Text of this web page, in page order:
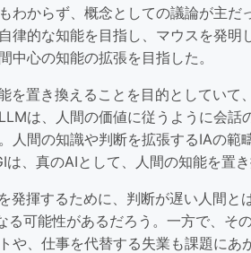
わからず、概念としての議論が主
律的な知能を目指し、マウスを発
中心の知能の拡張を目指した。
を置き換えることを目的としてい
は、人間の価値に従うように会
人間の知識や判断を拡張するIAの範
は、真のAIとして、人間の知能を置
発揮するために、判断が遅い人間
る可能性があるだろう。一方で、そ
や、仕事を代替する失業も課題にあ